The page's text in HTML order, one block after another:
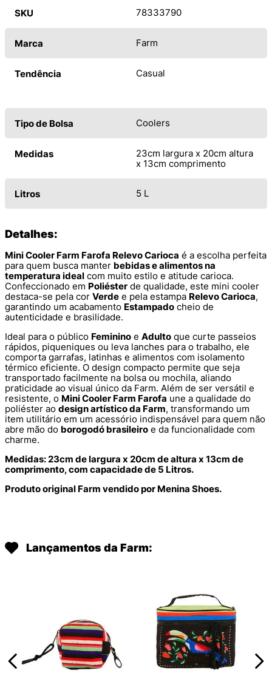
SKU 78333790
Marca Farm
Tendência Casual
Tipo de Bolsa Coolers
Medidas
23cm largura x 20cm altura
x 13cm comprimento
Litros 5 L
Detalhes:
Mini Cooler Farm Farofa Relevo Carioca é a escolha perfeita
para quem busca manter bebidas e alimentos na
temperatura ideal com muito estilo e atitude carioca.
Confeccionado em Poliéster de qualidade, este mini cooler
destaca-se pela cor Verde e pela estampa Relevo Carioca,
garantindo um acabamento Estampado cheio de
autenticidade e brasilidade.
Ideal para o público Feminino e Adulto que curte passeios
rápidos, piqueniques ou leva lanches para o trabalho, ele
comporta garrafas, latinhas e alimentos com isolamento
térmico eficiente. O design compacto permite que seja
transportado facilmente na bolsa ou mochila, aliando
praticidade ao visual único da Farm. Além de ser versátil e
resistente, o Mini Cooler Farm Farofa une a qualidade do
poliéster ao design artístico da Farm, transformando um
item utilitário em um acessório indispensável para quem não
abre mão do borogodó brasileiro e da funcionalidade com
charme.
Medidas: 23cm de largura x 20cm de altura x 13cm de
comprimento, com capacidade de 5 Litros.
Produto original Farm vendido por Menina Shoes.
Lançamentos da Farm: